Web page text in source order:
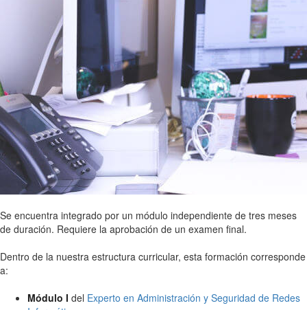
Se encuentra integrado por un módulo independiente de tres meses
de duración. Requiere la aprobación de un examen final.
Dentro de la nuestra estructura curricular, esta formación corresponde
a:
Módulo I del Experto en Administración y Seguridad de Redes